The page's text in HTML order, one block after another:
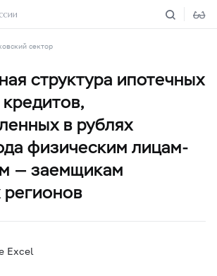
сектор
структура ипотечных
в рублях
физическим лицам-
— заемщикам
Excel